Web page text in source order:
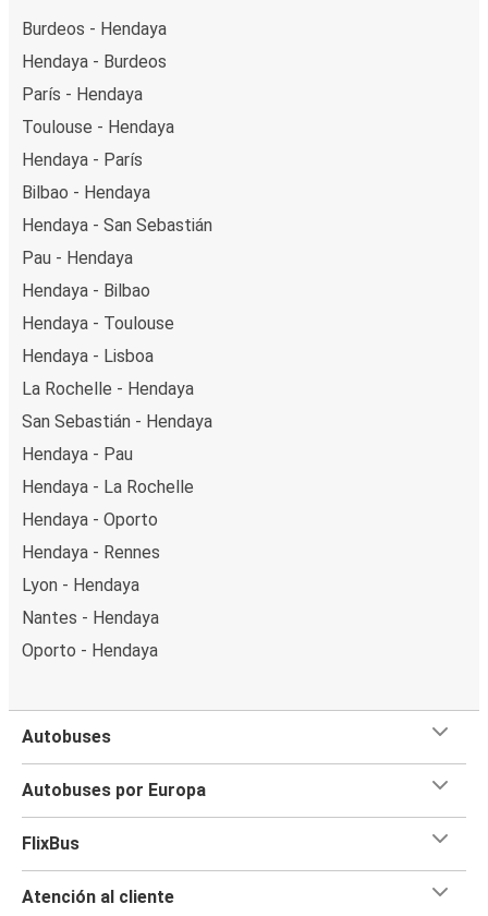
Burdeos - Hendaya
Hendaya - Burdeos
París - Hendaya
Toulouse - Hendaya
Hendaya - París
Bilbao - Hendaya
Hendaya - San Sebastián
Pau - Hendaya
Hendaya - Bilbao
Hendaya - Toulouse
Hendaya - Lisboa
La Rochelle - Hendaya
San Sebastián - Hendaya
Hendaya - Pau
Hendaya - La Rochelle
Hendaya - Oporto
Hendaya - Rennes
Lyon - Hendaya
Nantes - Hendaya
Oporto - Hendaya
Autobuses
Autobuses por Europa
FlixBus
Atención al cliente